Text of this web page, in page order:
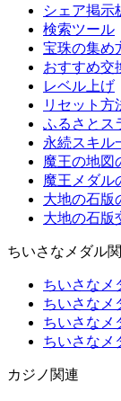
シェア掲示
検索ツール
宝珠の集め
おすすめ交
レベル上げ
リセット方
ふるさとス
永続スキル
魔王の地図
魔王メダル
大地の石版
大地の石版
ちいさなメダル
ちいさなメ
ちいさなメ
ちいさなメ
ちいさなメ
カジノ関連